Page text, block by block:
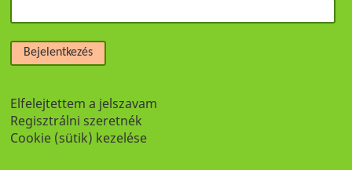
Bejelentkezés
Elfelejtettem a jelszavam
Regisztrálni szeretnék
Cookie (sütik) kezelése